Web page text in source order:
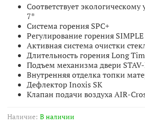
Наличие: В наличии
Соответствует экологическому
7*
Система горения SPC+
Регулирование горения
Активная система очистки
Длительность горения Long
Подъем механизма двери
Внутренняя отделка топки
Дефлектор Inoxis SK
Клапан подачи воздуха AIR-